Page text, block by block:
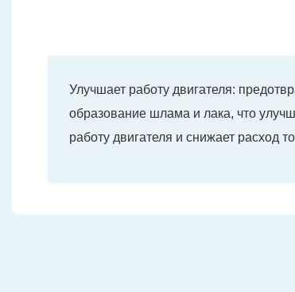
Улучшает работу двигателя:
образование шлама и лака, что
работу двигателя и снижает расход